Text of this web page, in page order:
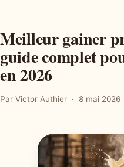
Meilleur gainer
guide complet
en 2026
Par Victor Authier 8 mai 2026